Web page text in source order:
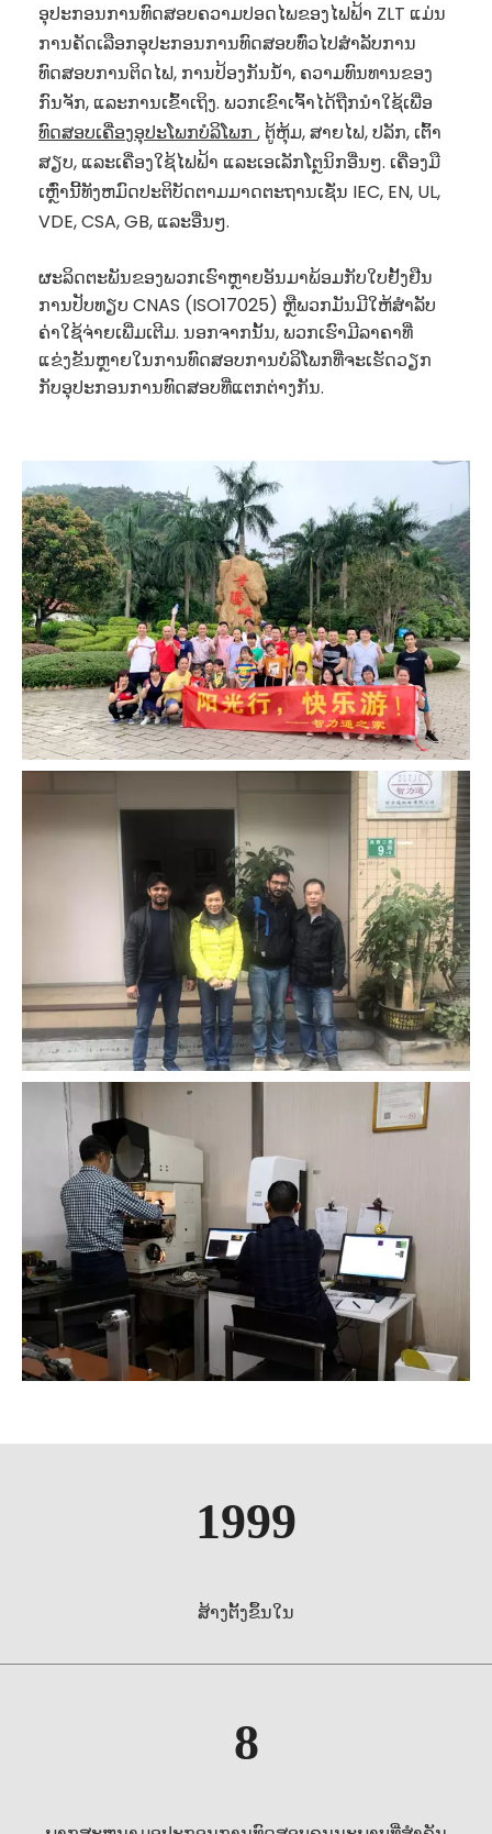
ອຸປະກອນການທົດສອບຄວາມປອດໄພຂອງໄຟຟ້າ ZLT ແມ່ນ
ການຄັດເລືອກອຸປະກອນການທົດສອບທົ່ວໄປສໍາລັບການ
ທົດສອບການຕິດໄຟ, ການປ້ອງກັນນ້ໍາ, ຄວາມທົນທານຂອງ
ກົນຈັກ, ແລະການເຂົ້າເຖິງ. ພວກເຂົາເຈົ້າໄດ້ຖືກນໍາໃຊ້ເພື່ອ
ທົດສອບເຄື່ອງອຸປະໂພກບໍລິໂພກ , ຕູ້ຫຸ້ມ, ສາຍໄຟ, ປລັກ, ເຕົ້າ
ສຽບ, ແລະເຄື່ອງໃຊ້ໄຟຟ້າ ແລະເອເລັກໂຕຼນິກອື່ນໆ. ເຄື່ອງມື
ເຫຼົ່ານີ້ທັງຫມົດປະຕິບັດຕາມມາດຕະຖານເຊັ່ນ IEC, EN, UL,
VDE, CSA, GB, ແລະອື່ນໆ.
ຜະລິດຕະພັນຂອງພວກເຮົາຫຼາຍອັນມາພ້ອມກັບໃບຢັ້ງຢືນ
ການປັບທຽບ CNAS (ISO17025) ຫຼືພວກມັນມີໃຫ້ສໍາລັບ
ຄ່າໃຊ້ຈ່າຍເພີ່ມເຕີມ. ນອກຈາກນັ້ນ, ພວກເຮົາມີລາຄາທີ່
ແຂ່ງຂັນຫຼາຍໃນການທົດສອບການບໍລິໂພກທີ່ຈະເຮັດວຽກ
ກັບອຸປະກອນການທົດສອບທີ່ແຕກຕ່າງກັນ.
1999
ສ້າງຕັ້ງຂຶ້ນໃນ
8